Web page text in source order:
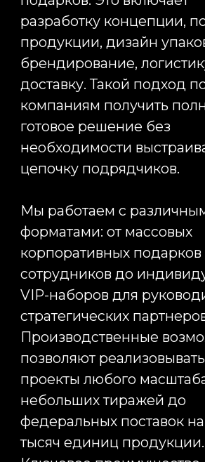
+7
Оставить заявку
Нажимая кнопку «Отправить», я даю свое
данных, в соответствии с Федеральным законом
от 27.07.2006 года №152-ФЗ «О персональных
вСогласии на обработку персональных данных
Соцсети